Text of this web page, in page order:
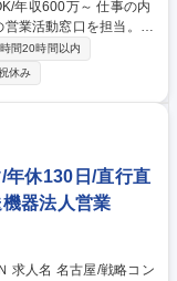
万～ 仕事の内
業活動窓口を担当。日
提案から営業までを一
提案。見積作成、納期
会議や、新規参入に向
宅・客先での勤務とな
で、月1回全社で進捗
きいですが、個人任せ
間20時間以内
休み
年休130日/直行直
器法人営業